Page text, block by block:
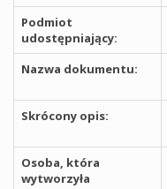
Podmiot
udostępniający:
Nazwa dokumentu:
Skrócony opis:
Osoba, która
wytworzyła